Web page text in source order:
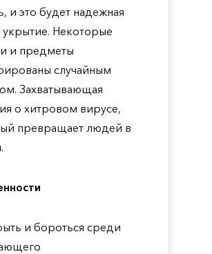
и это будет надежная
укрытие. Некоторые
и предметы
случайным
Захватывающая
о хитровом вирусе,
превращает людей в
и бороться среди